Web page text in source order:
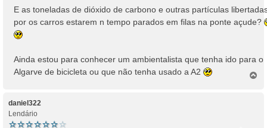
e
m
E as toneladas de dióxido de carbono e outras partículas
por os carros estarem n tempo parados em filas na ponte açude?
Ainda estou para conhecer um ambientalista que tenha ido para o
Algarve de bicicleta ou que não tenha usado a A2
daniel322
Lendário